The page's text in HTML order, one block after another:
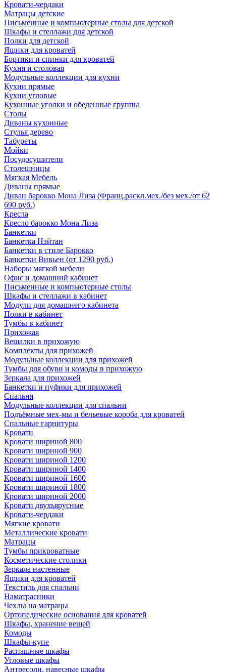
Кровати-чердаки
Матрацы детские
Письменные и компьютерные столы для детской
Шкафы и стеллажи для детской
Полки для детской
Ящики для кроватей
Бортики и спинки для кроватей
Кухня и столовая
Модульные коллекции для кухни
Кухни прямые
Кухни угловые
Кухонные уголки и обеденные группы
Столы
Диваны кухонные
Стулья дерево
Табуреты
Мойки
Посудосушители
Столешницы
Мягкая Мебель
Диваны прямые
Диван барокко Мона Лиза (Франц.раскл.мех./без мех./от 62
690 руб.)
Кресла
Кресло барокко Мона Лиза
Банкетки
Банкетка Нэйтан
Банкетки в стиле Барокко
Банкетки Вивьен (от 1290 руб.)
Наборы мягкой мебели
Офис и домашний кабинет
Письменные и компьютерные столы
Шкафы и стеллажи в кабинет
Модули для домашнего кабинета
Полки в кабинет
Тумбы в кабинет
Прихожая
Вешалки в прихожую
Комплекты для прихожей
Модульные коллекции для прихожей
Тумбы для обуви и комоды в прихожую
Зеркала для прихожей
Банкетки и пуфики для прихожей
Спальня
Модульные коллекции для спальни
Подъёмные мех-мы и бельевые короба для кроватей
Спальные гарнитуры
Кровати
Кровати шириной 800
Кровати шириной 900
Кровати шириной 1200
Кровати шириной 1400
Кровати шириной 1600
Кровати шириной 1800
Кровати шириной 2000
Кровати двухъярусные
Кровати-чердаки
Мягкие кровати
Металлические кровати
Матрацы
Тумбы прикроватные
Косметические столики
Зеркала настенные
Ящики для кроватей
Текстиль для спальни
Наматрасники
Чехлы на матрацы
Ортопедические основания для кроватей
Шкафы, хранение вещей
Комоды
Шкафы-купе
Распашные шкафы
Угловые шкафы
Антресоли, навесные шкафы